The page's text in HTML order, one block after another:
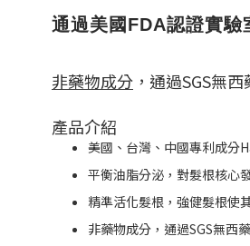
通過美國FDA認證實驗
非藥物成分 ，通過SGS無
產品介紹
美國、台灣、中國專利成分
平衡油脂分泌，對髮根核心
精準活化髮根，強健髮根使
非藥物成分，通過SGS無西